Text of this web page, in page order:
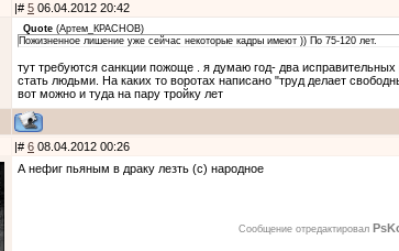
|# 5 06.04.2012 20:42
Quote (Артем_КРАСНОВ)
Пожизненное лишение уже сейчас некоторые кадры имеют )) По 75-120 лет.
тут требуются санкции пожоще . я думаю год- два
стать людьми. На каких то воротах написано "труд делает
вот можно и туда на пару тройку лет
|# 6 08.04.2012 00:26
А нефиг пьяным в драку лезть (с) народное
Сообщение отредактировал